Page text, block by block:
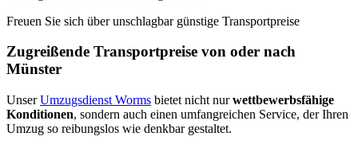
Freuen Sie sich über unschlagbar günstige Transportpreise
Zugreißende Transportpreise von oder nach
Münster
UnserUmzugsdienst Worms bietet nicht nurwettbewerbsfähige
Konditionen, sondern auch einen umfangreichen Service, der Ihren
Umzug so reibungslos wie denkbar gestaltet.